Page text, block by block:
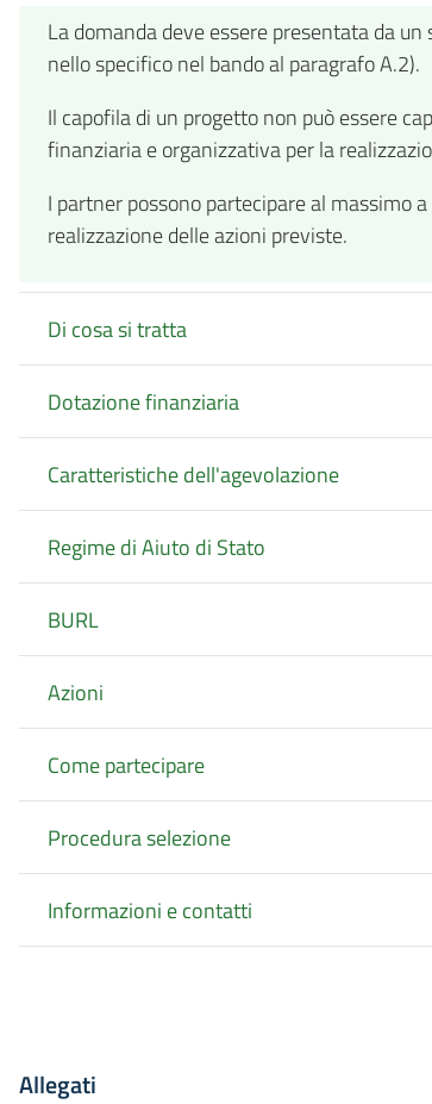
La domanda deve essere presentata da
nello specifico nel bando al paragrafo A.2).
Il capofila di un progetto non può essere
finanziaria e organizzativa per la
I partner possono partecipare al massimo
realizzazione delle azioni previste.
Di cosa si tratta
Dotazione finanziaria
Caratteristiche dell'agevolazione
Regime di Aiuto di Stato
BURL
Azioni
Come partecipare
Procedura selezione
Informazioni e contatti
Allegati